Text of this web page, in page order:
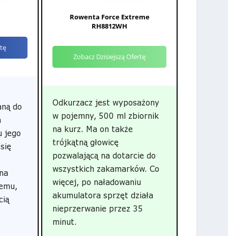
do
jego
Rowenta Force Extreme
RH8812WH
Zobacz Dzisiejszą Ofertę
Odkurzacz jest wyposażony
w pojemny, 500 ml zbiornik
na kurz. Ma on także
trójkątną głowicę
pozwalającą na dotarcie do
wszystkich zakamarków. Co
więcej, po naładowaniu
akumulatora sprzęt działa
nieprzerwanie przez 35
minut.